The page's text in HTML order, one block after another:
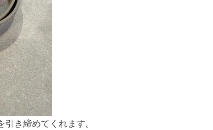
き締めてくれます。